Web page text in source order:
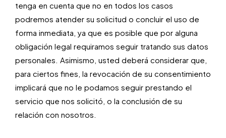
tenga en cuenta que no en todos los casos
podremos atender su solicitud o concluir el uso de
forma inmediata, ya que es posible que por alguna
obligación legal requiramos seguir tratando sus datos
personales. Asimismo, usted deberá considerar que,
para ciertos fines, la revocación de su consentimiento
implicará que no le podamos seguir prestando el
servicio que nos solicitó, o la conclusión de su
relación con nosotros.